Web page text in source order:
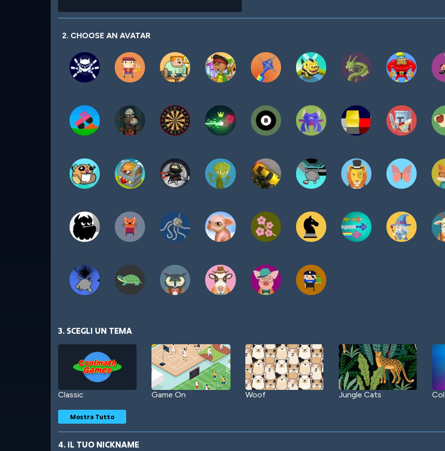
2. CHOOSE AN AVATAR
3. SCEGLI UN TEMA
Classic Game On Woof Jungle Cats
Mostra Tutto
4. IL TUO NICKNAME